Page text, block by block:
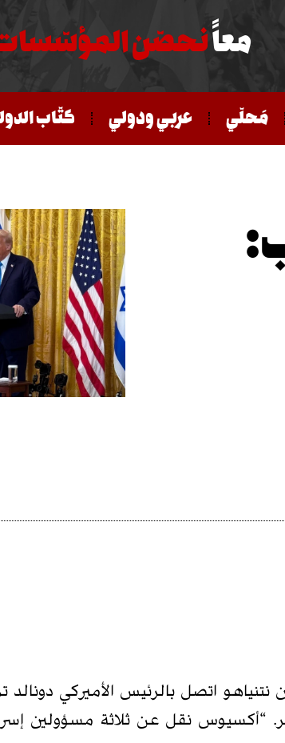
معاًنحصّن
مَحلّي عربي ودولي كتّاب
اتصل بالرئيس الأميركي دونالد
نقل عن ثلاثة مسؤولين